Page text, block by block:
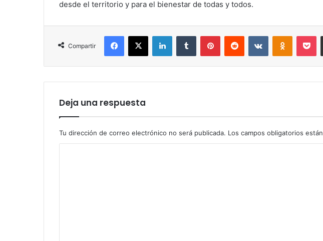
desde el territorio y para el bienestar de todas y todos.
Compartir
Facebook
X LinkedInTumblr PinterestReddit VKontakte
Deja una respuesta
Tu dirección de correo electrónico no será publicada. Los campos obligatorios